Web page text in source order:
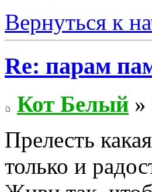
Вернуться к
Re: парам
Кот Белый »
Прелесть
только и